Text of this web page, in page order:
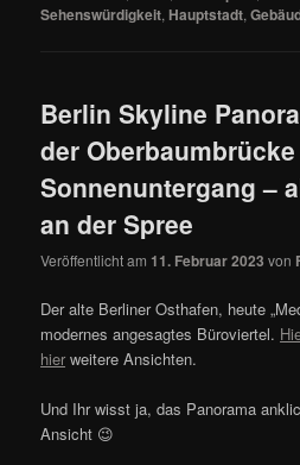
Sehenswürdigkeit, Hauptstadt,
Berlin Skyline
der
Sonnenuntergang –
an der Spree
Veröffentlicht am 11. Februar 2023 von
Der alte Berliner Osthafen, heute
modernes angesagtes Büroviertel.
hier weitere Ansichten.
Und Ihr wisst ja, das Panorama
Ansicht 😉